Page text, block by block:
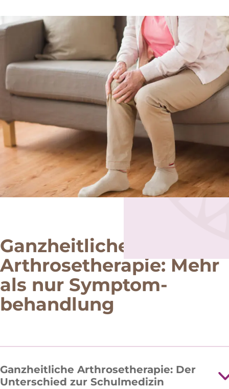
Ganzheitliche
Arthrosetherapie: Mehr
als nur Symptom­
behandlung
Ganzheitliche Arthrosetherapie: Der
Unterschied zur Schulmedizin